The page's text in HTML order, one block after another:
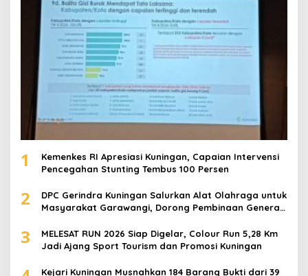
1
Kemenkes RI Apresiasi Kuningan, Capaian Intervensi
Pencegahan Stunting Tembus 100 Persen
2
DPC Gerindra Kuningan Salurkan Alat Olahraga untuk
Masyarakat Garawangi, Dorong Pembinaan Generasi
3
MELESAT RUN 2026 Siap Digelar, Colour Run 5,28 Km
Jadi Ajang Sport Tourism dan Promosi Kuningan
Kejari Kuningan Musnahkan 184 Barang Bukti dari 39